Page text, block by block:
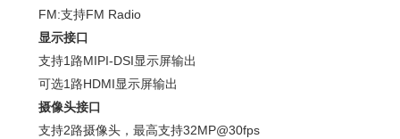
FM:支持FM Radio
显示接口
支持1路MIPI-DSI显示屏输出
可选1路HDMI显示屏输出
摄像头接口
支持2路摄像头，最高支持32MP@30fps